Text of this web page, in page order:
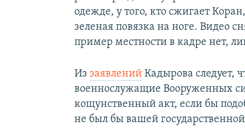
одежде, у того, кто сжигает
зеленая повязка на ноге. Видео
пример местности в кадре нет,
Иззаявлений Кадырова следует,
военнослужащие Вооруженных
кощунственный акт, если бы
не был бы вашей